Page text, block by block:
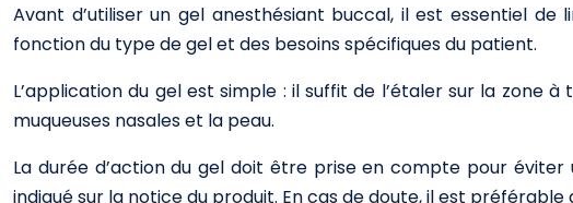
Avant d’utiliser un gel anesthésiant buccal, il est essentiel
fonction du type de gel et des besoins spécifiques du patient.
L’application du gel est simple : il suffit de l’étaler sur la
muqueuses nasales et la peau.
La durée d’action du gel doit être prise en compte pour
indiqué sur la notice du produit. En cas de doute, il est